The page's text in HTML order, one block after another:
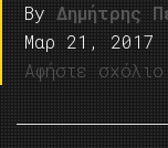
By Δημήτρης
Μαρ 21, 2017
Αφήστε σχόλιο